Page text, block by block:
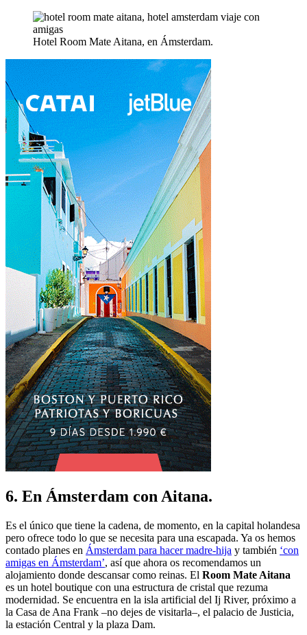
Hotel Room Mate Aitana, en Ámsterdam.
6. En Ámsterdam con Aitana.
Es el único que tiene la cadena, de momento, en la capital holandesa
pero ofrece todo lo que se necesita para una escapada. Ya os hemos
contado planes en Ámsterdam para hacer madre-hija y también ‘con
amigas en Ámsterdam’, así que ahora os recomendamos un
alojamiento donde descansar como reinas. El Room Mate Aitana
es un hotel boutique con una estructura de cristal que rezuma
modernidad. Se encuentra en la isla artificial del Ij River, próximo a
la Casa de Ana Frank –no dejes de visitarla–, el palacio de Justicia,
la estación Central y la plaza Dam.